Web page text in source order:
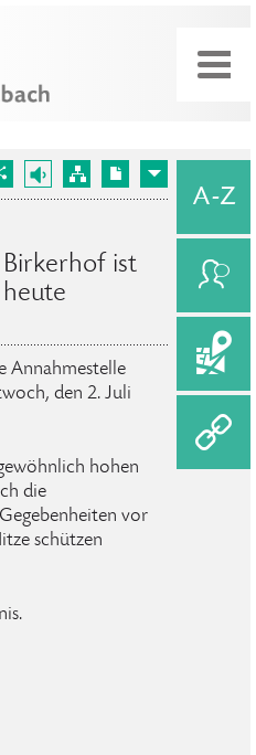
ist
Annahmestelle
den 2. Juli
hohen
die
vor
schützen